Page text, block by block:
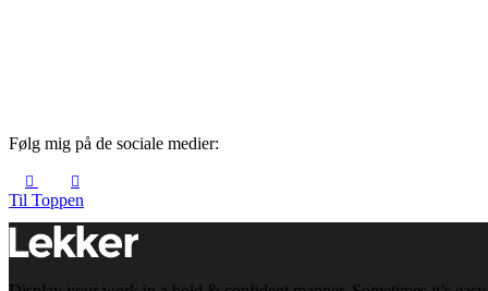
Følg mig på de sociale medier:
Til Toppen